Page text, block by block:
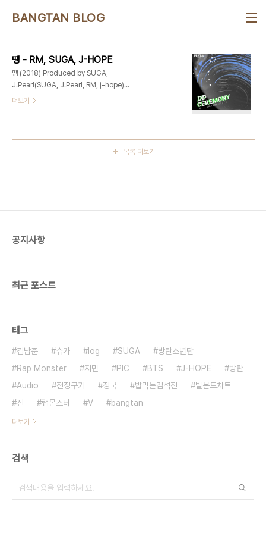
BANGTAN BLOG
땡 - RM, SUGA, J-HOPE
땡 (2018) Produced by SUGA,
J.Pearl(SUGA, J.Pearl, RM, j-hope)
Keyboard – J.PearlSynthesizer –
Hit StudioMastering Engineer – Yang Ga
더보기
목록 더보기
공지사항
최근 포스트
태그
김남준 슈가 log SUGA
방탄소년단
Rap Monster
지민 PIC BTS J-HOPE
방탄
Audio
전정구기 정국 밥먹는김석진
빌몬드차트
진
랩몬스터 V bangtan
더보기
검색